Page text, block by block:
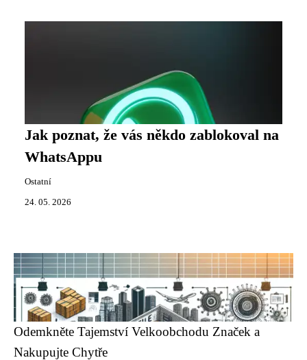
Jak poznat, že vás někdo zablokoval na
WhatsAppu
Ostatní
24. 05. 2026
Odemkněte Tajemství Velkoobchodu Značek a
Nakupujte Chytře